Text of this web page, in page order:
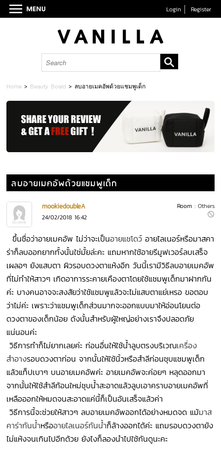
Login Register
Home > Beauty Board > ลบอายเมคอัพด้วยแชมพูเด็ก
ลบอายเมคอัพด้วยแชมพูเด็ก
Room : Others
mookiedoubleA
24/02/2018 16:42
ขึ้นชื่อว่าอายเมคอัพ ไม่ว่าจะเป็นอายแชโดว์ อายไลเนอร์หรือมาสคา
ร่าก็ลบออกยากทั้งนั้นใช่มั้ยล่ะคะ แถมหากใช้อายรีมูฟเวอร์ลบเสร็จ
เผลอๆ ยังแสบตา ผิวรอบดวงตาแห้งอีก วันนี้เรามีวิธีลบอายเมคอัพ
ที่ไม่ทำให้สาวๆ เกิดอาการระคายเคืองตาโดยใช้แชมพูเด็กมาฝากกัน
ค่ะ บางคนอาจจะสงสัยว่าใช้แชมพูแล้วจะไม่แสบตาแย่เหรอ ขอตอบ
ว่าไม่ค่ะ เพราะว่าแชมพูเด็กส่วนมากจะออกแบบมาให้อ่อนโยนต่อ
ดวงตาของเด็กน้อย ดังนั้นสำหรับผู้ใหญ่อย่างเราจึงปลอดภัย
แน่นอนค่ะ
วิธีการทำก็ไม่ยากเลยค่ะ ก่อนอื่นให้ใช้น้ำลูบตรงบริเวณเครื่อง
สำอางรอบดวงตาก่อน จากนั้นให้ใช้นิ้วหรือสำลีก่อนชุบแชมพูเด็ก
แล้วแท็ปเบาๆ บนอายเมคอัพค่ะ อายเมคอัพจะค่อยๆ หลุดออกมา
จากนั้นให้ใช้สำลีก้อนใหม่ชุบน้ำสะอาดแล้วลูบเอาคราบอายเมคอัพที่
เหลือออกให้หมดจนสะอาดแค่นี้ก็เป็นอันเสร็จแล้วค่า
วิธีการนี้จะช่วยให้สาวๆ ลบอายเมคอัพออกได้อย่างหมดจด แม้มาส
คาร่ากันน้ำหรืออายไลเนอร์กันน้ำก็ล้างออกได้ค่ะ แถมรอบดวงตายัง
ไม่แห้งจนเกินไปอีกด้วย ยังไงก็ลองนำไปใช้กันดูนะคะ